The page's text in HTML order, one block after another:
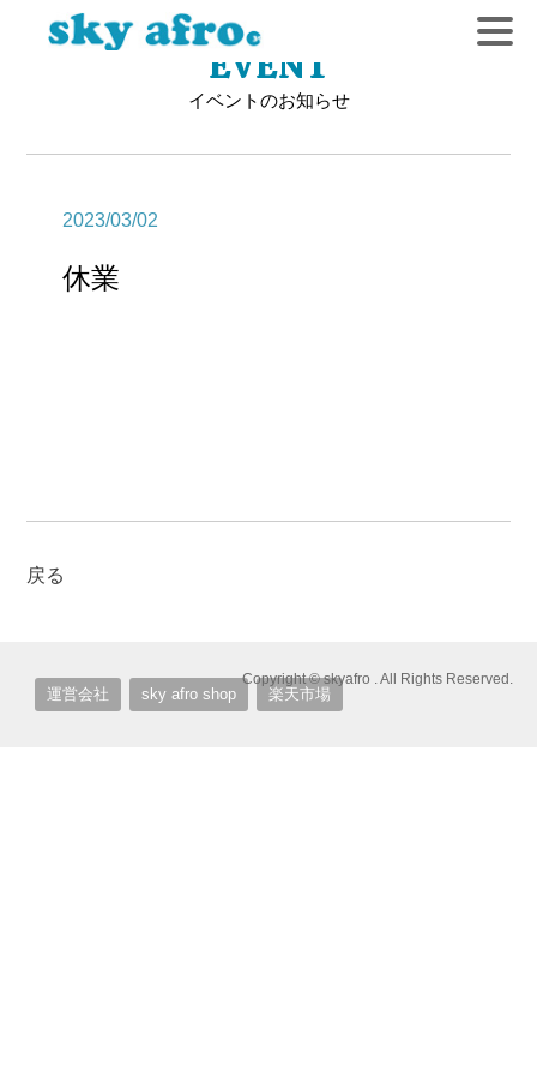
EVENT
イベントのお知らせ
2023/03/02
休業
戻る
運営会社 sky afro shop 楽天市場
Copyright © skyafro . All Rights Reserved.